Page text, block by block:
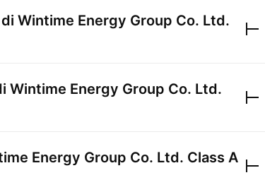
Wintime Energy Group Co. Ltd.
Wintime Energy Group Co. Ltd.
Energy Group Co. Ltd. Class A